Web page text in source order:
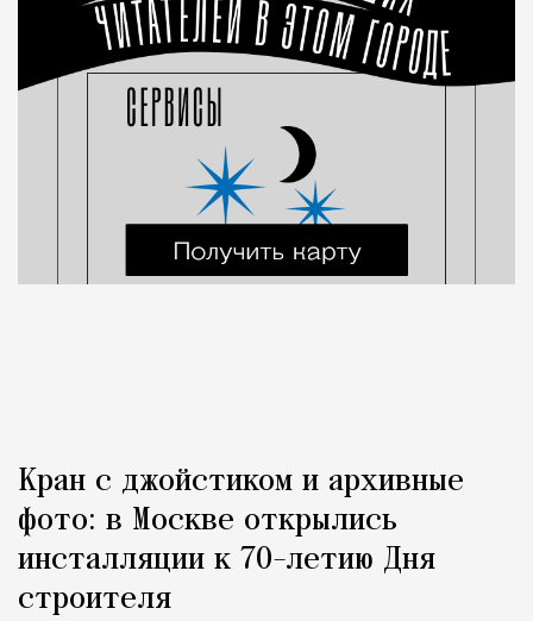
Кран с джойстиком и архивные
фото: в Москве открылись
инсталляции к 70-летию Дня
строителя